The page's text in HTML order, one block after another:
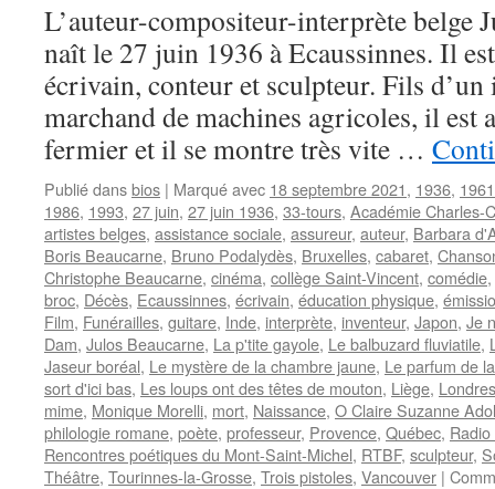
L’auteur-compositeur-interprète belge
naît le 27 juin 1936 à Ecaussinnes. Il
écrivain, conteur et sculpteur. Fils
marchand de machines agricoles, il est
fermier et il se montre très vite …
Publié dansbios | Marqué avec 18 septembre 2021, 1936, 1961
1986, 1993, 27 juin, 27 juin 1936, 33-tours, Académie Charles-
artistes belges, assistance sociale, assureur, auteur, Barbara
Boris Beaucarne, Bruno Podalydès, Bruxelles, cabaret,
Christophe Beaucarne, cinéma, collège Saint-Vincent, comédie,
broc, Décès, Ecaussinnes, écrivain, éducation physique,
Film, Funérailles, guitare, Inde, interprète, inventeur, Japon, Je
Dam, Julos Beaucarne, La p'tite gayole, Le balbuzard fluviatile,
Jaseur boréal, Le mystère de la chambre jaune, Le parfum de
sort d'ici bas, Les loups ont des têtes de mouton, Liège, Londres
mime, Monique Morelli, mort, Naissance, O Claire Suzanne
philologie romane, poète, professeur, Provence, Québec,
Rencontres poétiques du Mont-Saint-Michel, RTBF, sculpteur,
Théâtre, Tourinnes-la-Grosse, Trois pistoles, Vancouver |